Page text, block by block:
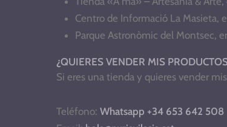
Centro de Informació La Masieta,
Parque Astronòmic del Montsec,
¿QUIERES VENDER MIS
Si eres una tienda y quieres vender
Teléfono: Whatsapp +34 653 642 508